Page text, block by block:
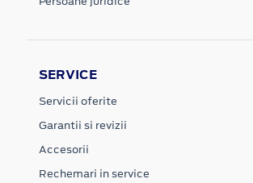
SERVICE
Servicii oferite
Garantii si revizii
Accesorii
Rechemari in service